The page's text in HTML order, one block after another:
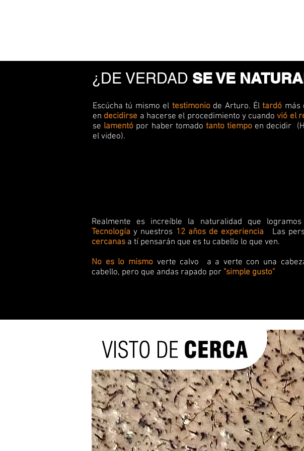
¿DE VERDAD SE VE
Escúcha tú mismo el testimonio de Arturo. Éltardó más
en decidirse a hacerse el procedimiento y cuando vió el
se lamentó por haber tomado tanto tiempo en decidir
el video).
Realmente es increíble la naturalidad que
Tecnología y nuestros 12 años de experiencia Las
cercanas a tí pensarán que es tu cabello lo que ven.
No es lo mismo verte calvo a a verte con una
cabello, pero que andas rapado por "simple gusto"